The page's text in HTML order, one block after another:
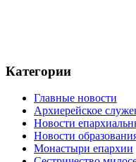
Категории
Главные новости
Архиерейское
Новости
Новости
Монастыри епархии